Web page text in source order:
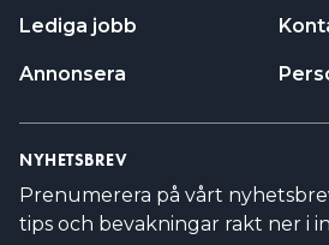
Lediga jobb
Annonsera
NYHETSBREV
Prenumerera på vårt
tips och bevakningar rakt ner i